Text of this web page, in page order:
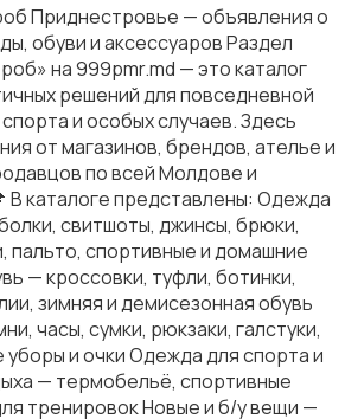
Приднестровье — объявления о
обуви и аксессуаров Раздел
на 999pmr.md — это каталог
решений для повседневной
и особых случаев. Здесь
от магазинов, брендов, ателье и
по всей Молдове и
каталоге представлены: Одежда
свитшоты, джинсы, брюки,
пальто, спортивные и домашние
— кроссовки, туфли, ботинки,
зимняя и демисезонная обувь
часы, сумки, рюкзаки, галстуки,
уборы и очки Одежда для спорта и
— термобельё, спортивные
тренировок Новые и б/у вещи —